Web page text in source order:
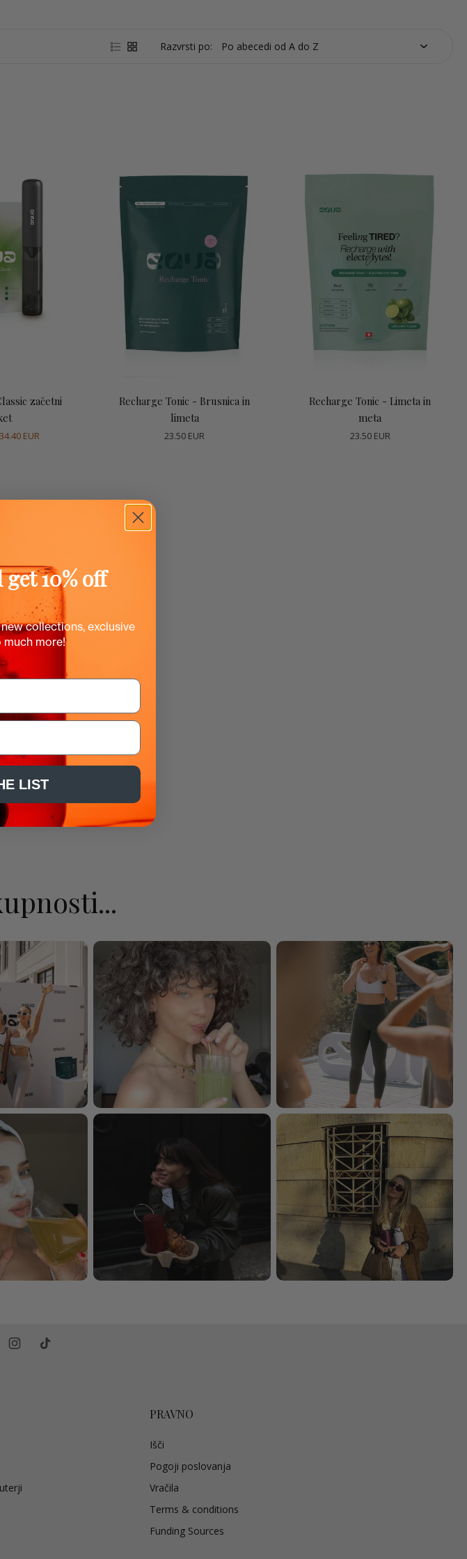
Razvrsti po:
začetni
34.40 EUR
Recharge Tonic - Brusnica in
limeta
23.50 EUR
Recharge Tonic - Limeta in
meta
23.50 EUR
PRAVNO
Išči
Pogoji poslovanja
Vračila
Terms & conditions
Funding Sources
10% off
collections, exclusive
much more!
LIST